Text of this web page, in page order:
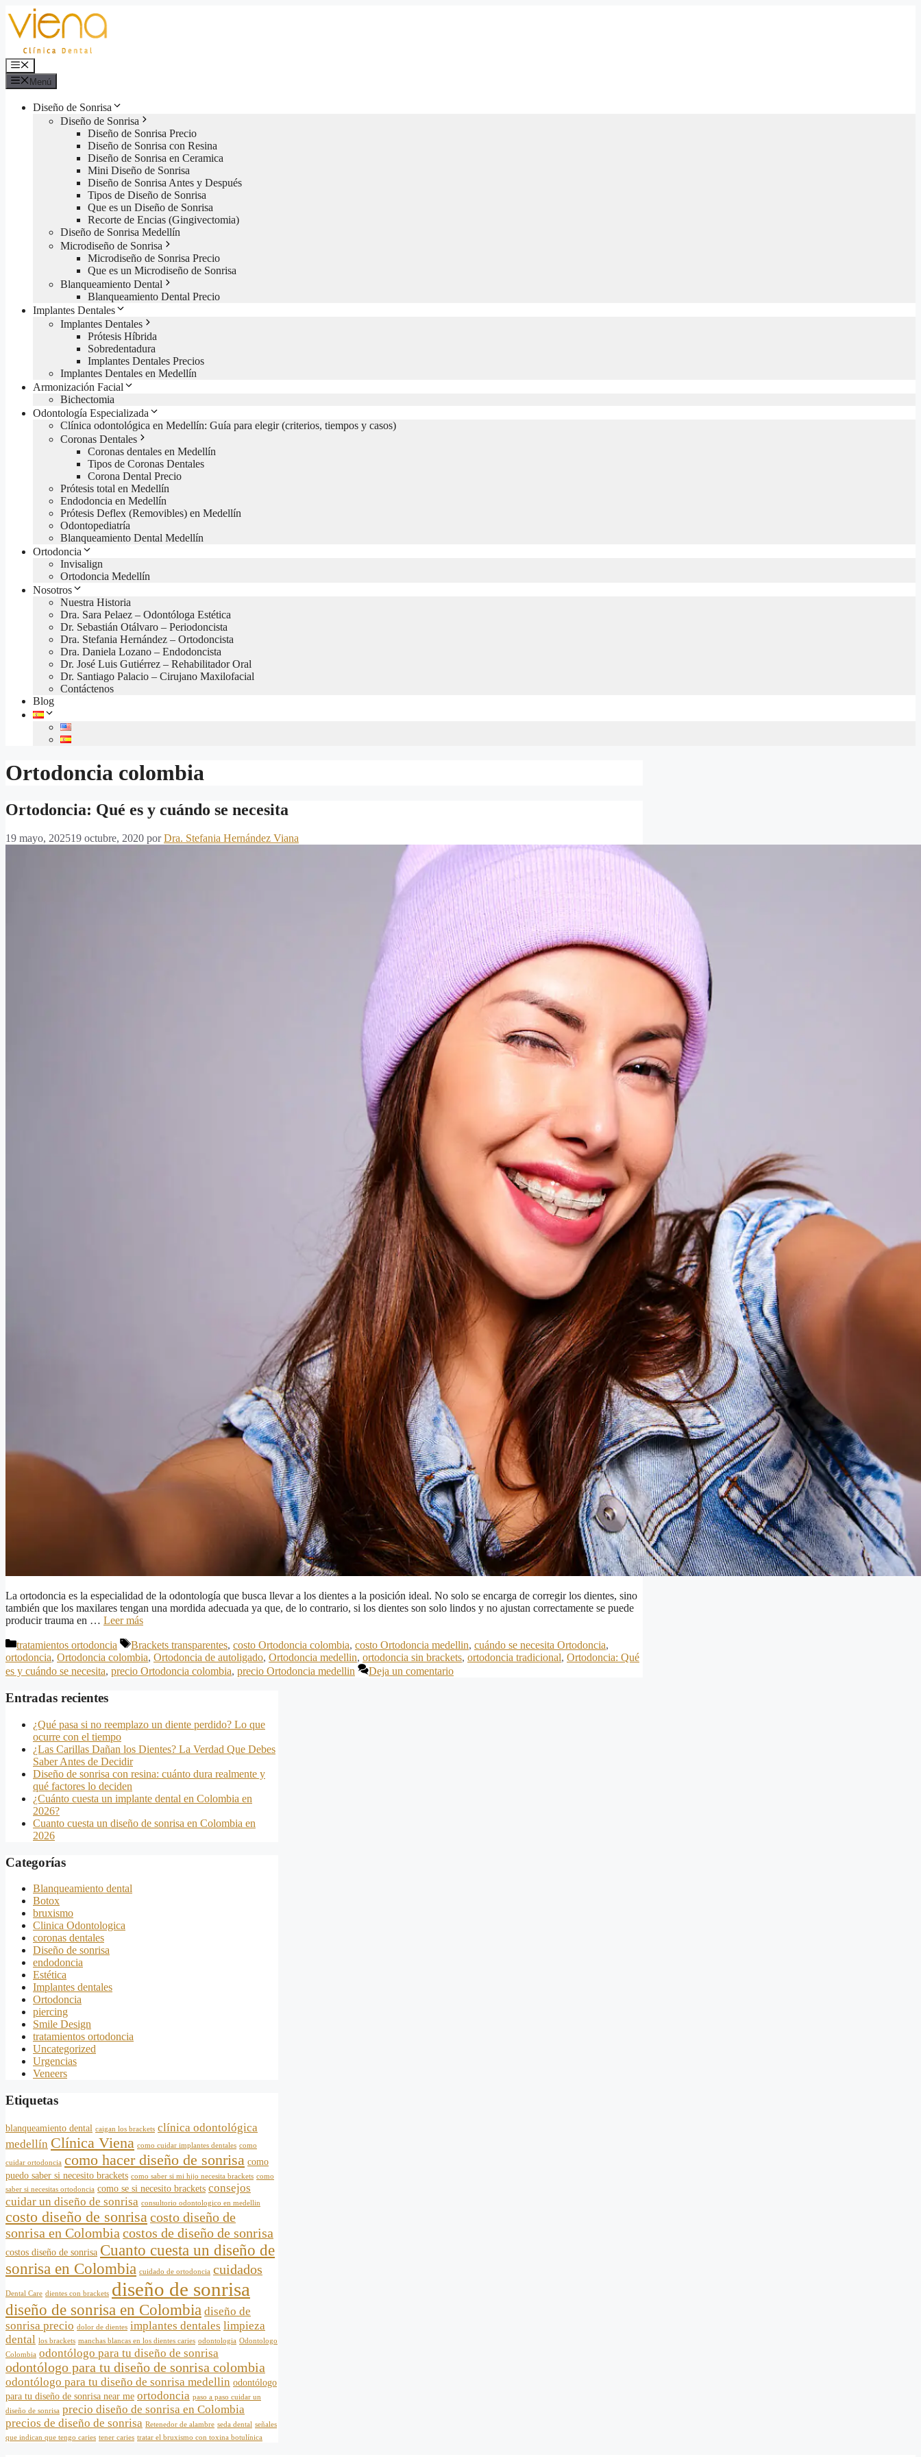
al
contenido
Menú
Menú
Diseño de Sonrisa
Diseño de Sonrisa
Diseño de Sonrisa Precio
Diseño de Sonrisa con Resina
Diseño de Sonrisa en Ceramica
Mini Diseño de Sonrisa
Diseño de Sonrisa Antes y Después
Tipos de Diseño de Sonrisa
Que es un Diseño de Sonrisa
Recorte de Encias (Gingivectomia)
Diseño de Sonrisa Medellín
Microdiseño de Sonrisa
Microdiseño de Sonrisa Precio
Que es un Microdiseño de Sonrisa
Blanqueamiento Dental
Blanqueamiento Dental Precio
Implantes Dentales
Implantes Dentales
Prótesis Híbrida
Sobredentadura
Implantes Dentales Precios
Implantes Dentales en Medellín
Armonización Facial
Bichectomia
Odontología Especializada
Clínica odontológica en Medellín: Guía para elegir (criterios, tiempos y casos)
Coronas Dentales
Coronas dentales en Medellín
Tipos de Coronas Dentales
Corona Dental Precio
Prótesis total en Medellín
Endodoncia en Medellín
Prótesis Deflex (Removibles) en Medellín
Odontopediatría
Blanqueamiento Dental Medellín
Ortodoncia
Invisalign
Ortodoncia Medellín
Nosotros
Nuestra Historia
Dra. Sara Pelaez – Odontóloga Estética
Dr. Sebastián Otálvaro – Periodoncista
Dra. Stefania Hernández – Ortodoncista
Dra. Daniela Lozano – Endodoncista
Dr. José Luis Gutiérrez – Rehabilitador Oral
Dr. Santiago Palacio – Cirujano Maxilofacial
Contáctenos
Blog
Ortodoncia colombia
Ortodoncia: Qué es y cuándo se necesita
19 mayo, 202519 octubre, 2020 porDra. Stefania Hernández Viana
La ortodoncia es la especialidad de la odontología que busca llevar a los dientes a la posición ideal. No solo se encarga de corregir los dientes, sino
también que los maxilares tengan una mordida adecuada ya que, de lo contrario, si los dientes son solo lindos y no ajustan correctamente se puede
producir trauma en … Leer más
Categorías
tratamientos ortodoncia Etiquetas
Brackets transparentes, costo Ortodoncia colombia, costo Ortodoncia medellin, cuándo se necesita Ortodoncia,
ortodoncia, Ortodoncia colombia, Ortodoncia de autoligado, Ortodoncia medellin, ortodoncia sin brackets, ortodoncia tradicional, Ortodoncia: Qué
es y cuándo se necesita, precio Ortodoncia colombia, precio Ortodoncia medellin Deja un comentario
Entradas recientes
¿Qué pasa si no reemplazo un diente perdido? Lo que
ocurre con el tiempo
¿Las Carillas Dañan los Dientes? La Verdad Que Debes
Saber Antes de Decidir
Diseño de sonrisa con resina: cuánto dura realmente y
qué factores lo deciden
¿Cuánto cuesta un implante dental en Colombia en
2026?
Cuanto cuesta un diseño de sonrisa en Colombia en
2026
Categorías
Blanqueamiento dental
Botox
bruxismo
Clinica Odontologica
coronas dentales
Diseño de sonrisa
endodoncia
Estética
Implantes dentales
Ortodoncia
piercing
Smile Design
tratamientos ortodoncia
Uncategorized
Urgencias
Veneers
Etiquetas
blanqueamiento dental caigan los brackets clínica odontológica
medellín Clínica Viena como cuidar implantes dentales como
cuidar ortodoncia como hacer diseño de sonrisa como
puedo saber si necesito brackets como saber si mi hijo necesita brackets como
saber si necesitas ortodoncia como se si necesito brackets consejos
cuidar un diseño de sonrisa consultorio odontologico en medellin
costo diseño de sonrisa costo diseño de
sonrisa en Colombia costos de diseño de sonrisa
costos diseño de sonrisa Cuanto cuesta un diseño de
sonrisa en Colombia cuidado de ortodoncia cuidados
Dental Care dientes con brackets diseño de sonrisa
diseño de sonrisa en Colombia diseño de
sonrisa precio dolor de dientes implantes dentales limpieza
dental los brackets manchas blancas en los dientes caries odontologia Odontologo
Colombia odontólogo para tu diseño de sonrisa
odontólogo para tu diseño de sonrisa colombia
odontólogo para tu diseño de sonrisa medellin odontólogo
para tu diseño de sonrisa near me ortodoncia paso a paso cuidar un
diseño de sonrisa precio diseño de sonrisa en Colombia
precios de diseño de sonrisa Retenedor de alambre seda dental señales
que indican que tengo caries tener caries tratar el bruxismo con toxina botulínica